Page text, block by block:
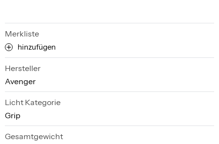
Merkliste
hinzufügen
Hersteller
Avenger
Licht Kategorie
Grip
Gesamtgewicht